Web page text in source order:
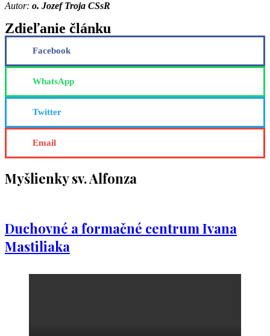
Autor: o. Jozef Troja CSsR
Zdieľanie článku
Facebook
WhatsApp
Twitter
Email
Myšlienky sv. Alfonza
Duchovné a formačné centrum Ivana
Mastiliaka